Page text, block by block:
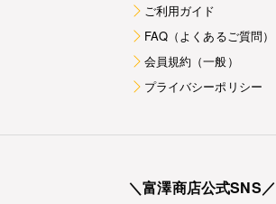
ご利用ガイド
FAQ（よくあるご質問）
会員規約（一般）
プライバシーポリシー
＼富澤商店公式SNS／